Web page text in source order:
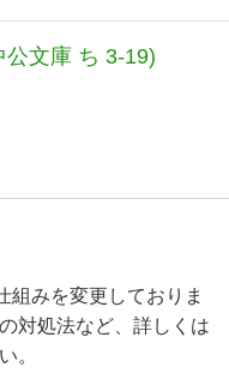
文庫 ち 3-19)
組みを変更しておりま
対処法など、詳しくは
。